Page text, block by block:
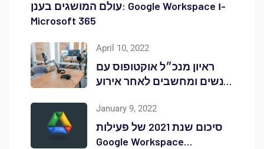
עולם המושגים בענן: Google Workspace ו-
Microsoft 365
April 10, 2022
ראיון מנכ״ל אוקטופוס עם
אנשים ומחשבים לאחר אירוע
January 9, 2022
סיכום שנת 2021 של פעילות
Google Workspace